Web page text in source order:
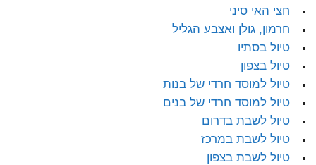
חצי האי סיני
חרמון, גולן ואצבע הגליל
טיול בסתיו
טיול בצפון
טיול למוסד חרדי של בנות
טיול למוסד חרדי של בנים
טיול לשבת בדרום
טיול לשבת במרכז
טיול לשבת בצפון